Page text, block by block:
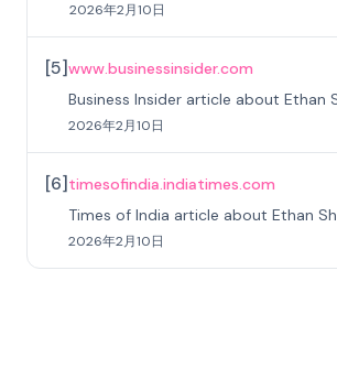
2026年2月10日
[5]www.businessinsider.com
Business Insider article about Ethan
2026年2月10日
[6] timesofindia.indiatimes.com
Times of India article about Ethan
2026年2月10日